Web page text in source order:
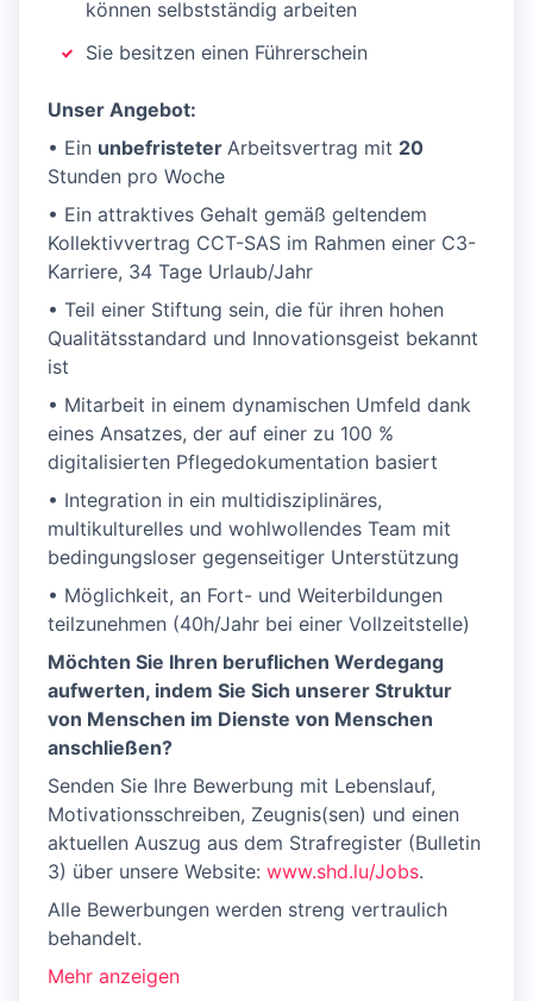
können selbstständig arbeiten
Sie besitzen einen Führerschein
Unser Angebot:
• Ein unbefristeter Arbeitsvertrag mit 20
Stunden pro Woche
• Ein attraktives Gehalt gemäß geltendem
Kollektivvertrag CCT-SAS im Rahmen einer C3-
Karriere, 34 Tage Urlaub/Jahr
• Teil einer Stiftung sein, die für ihren hohen
Qualitätsstandard und Innovationsgeist bekannt
ist
• Mitarbeit in einem dynamischen Umfeld dank
eines Ansatzes, der auf einer zu 100 %
digitalisierten Pflegedokumentation basiert
• Integration in ein multidisziplinäres,
multikulturelles und wohlwollendes Team mit
bedingungsloser gegenseitiger Unterstützung
• Möglichkeit, an Fort- und Weiterbildungen
teilzunehmen (40h/Jahr bei einer Vollzeitstelle)
Möchten Sie Ihren beruflichen Werdegang
aufwerten, indem Sie Sich unserer Struktur
von Menschen im Dienste von Menschen
anschließen?
Senden Sie Ihre Bewerbung mit Lebenslauf,
Motivationsschreiben, Zeugnis(sen) und einen
aktuellen Auszug aus dem Strafregister (Bulletin
3) über unsere Website: www.shd.lu/Jobs.
Alle Bewerbungen werden streng vertraulich
behandelt.
Mehr anzeigen